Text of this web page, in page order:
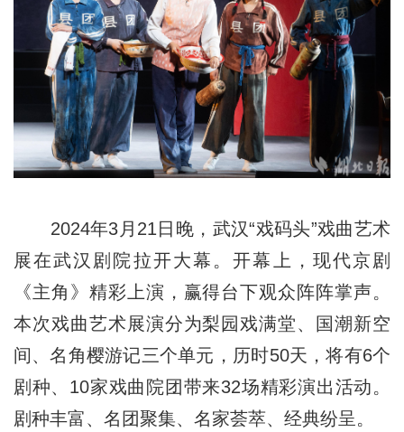
2024年3月21日晚，武汉“戏码头”戏曲艺术
展在武汉剧院拉开大幕。开幕上，现代京剧
《主角》精彩上演，赢得台下观众阵阵掌声。
本次戏曲艺术展演分为梨园戏满堂、国潮新空
间、名角樱游记三个单元，历时50天，将有6个
剧种、10家戏曲院团带来32场精彩演出活动。
剧种丰富、名团聚集、名家荟萃、经典纷呈。